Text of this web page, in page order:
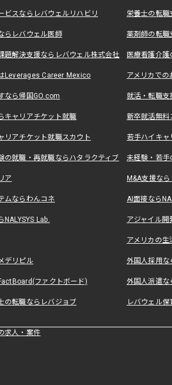
ビスならレバウェルリハビリ 栄養士の転
らレバウェル医師 薬剤師の転
題解決支援ならレバウェル株式会社 医療看護介
Leverages Career Mexico アメリカで
なら帰国GO.com 就活・転職
キャリアチケット就職 新卒就活無料
リアチケット就職スカウト 若手ハイキ
の就職・再就職ならハタラクティブ 未経験・若手
ア M&A支援な
ムならわんコネ AI面接なら
Lab. アジャイル
アメリカの
デリピル 外国人採用
ファクトボード) 外国人派遣な
の転職ならレバジョブ レバウェル
求人・案件